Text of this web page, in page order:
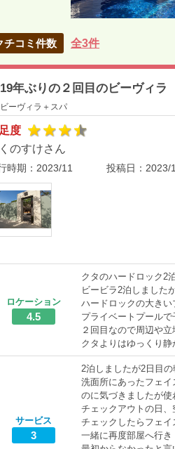
チコミ件数 全3件
年ぶりの２回目のビーヴィラ
ビーヴィラ＋スパ
度
のすけさん
時期： 2023/11 投稿日： 2023/
ロケーション
4.5
クタのハードロック2
ビービラ2泊しました
ハードロックの大きい
プライベートプール
２回目なので周辺や
クタよりはゆっくり
サービス
3
2泊しましたが2日目
洗面所にあったフェ
のに気づきましたが使
チェックアウトの日
チェックしたらフェイ
一緒に再度部屋へ行き